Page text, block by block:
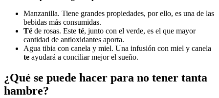
Manzanilla. Tiene grandes propiedades, por ello, es una de las
bebidas más consumidas.
Té de rosas. Este té, junto con el verde, es el que mayor
cantidad de antioxidantes aporta.
Agua tibia con canela y miel. Una infusión con miel y canela
te ayudará a conciliar mejor el sueño.
¿Qué se puede hacer para no tener tanta
hambre?